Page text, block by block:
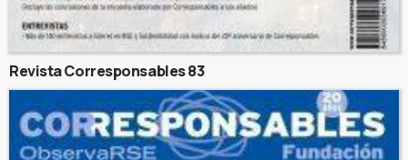
Revista Corresponsables 83